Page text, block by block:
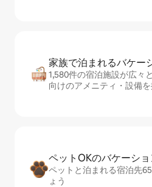
家族で泊まれるバ⁠ケ⁠ー⁠
1,580件の宿泊施設が広々
向けのアメニティ・設備
ペットOKのバ⁠ケ⁠ー⁠シ⁠
ペットと泊まれる宿泊先
ょう